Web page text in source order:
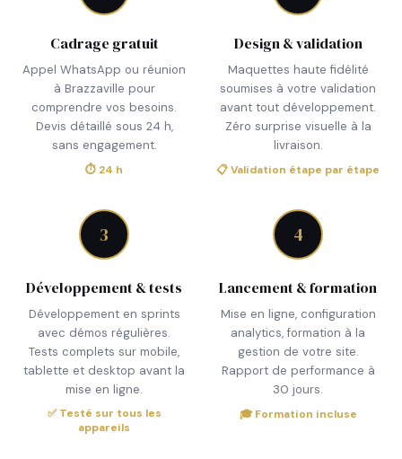
Cadrage gratuit
Appel WhatsApp ou réunion
à Brazzaville pour
comprendre vos besoins.
Devis détaillé sous 24 h,
sans engagement.
⏱ 24 h
Design & validation
Maquettes haute fidélité
soumises à votre validation
avant tout développement.
Zéro surprise visuelle à la
livraison.
📋 Validation étape par étape
3
Développement & tests
Développement en sprints
avec démos régulières.
Tests complets sur mobile,
tablette et desktop avant la
mise en ligne.
✅ Testé sur tous les
appareils
4
Lancement & formation
Mise en ligne, configuration
analytics, formation à la
gestion de votre site.
Rapport de performance à
30 jours.
🎓 Formation incluse